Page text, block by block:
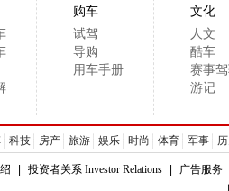
购车
试驾
导购
用车手册
文化
人文
酷车
赛事
游记
科技 房产 旅游 娱乐 时尚 体育 军事
投资者关系 Investor Relations
广告服务